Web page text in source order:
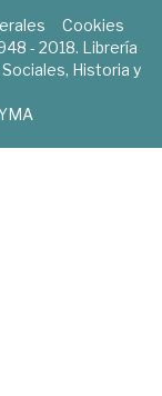
Cookies
- 2018. Librería
Historia y